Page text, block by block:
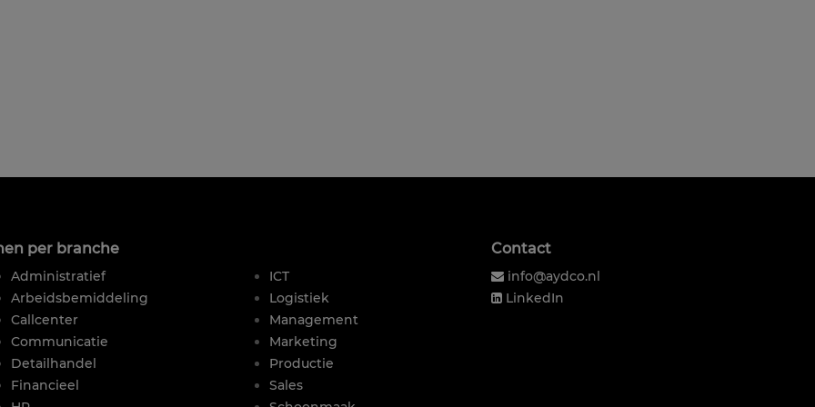
per branche
Administratief
Arbeidsbemiddeling
Callcenter
Communicatie
Detailhandel
Financieel
ICT
Logistiek
Management
Marketing
Productie
Sales
Contact
info@aydco.nl
LinkedIn